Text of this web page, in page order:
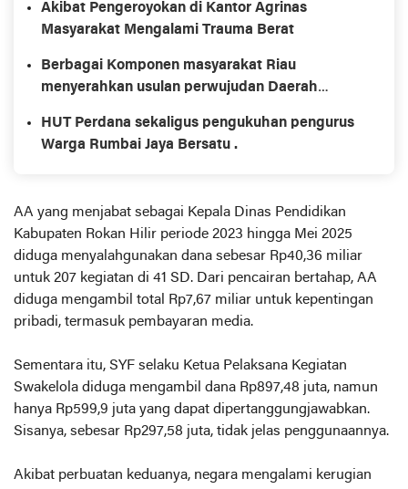
Akibat Pengeroyokan di Kantor Agrinas
Masyarakat Mengalami Trauma Berat
Berbagai Komponen masyarakat Riau
menyerahkan usulan perwujudan Daerah
Rakyat ( DPR ) dan Dewan Perwakilan Daerah (
DPD )
HUT Perdana sekaligus pengukuhan pengurus
Warga Rumbai Jaya Bersatu .
AA yang menjabat sebagai Kepala Dinas Pendidikan
Kabupaten Rokan Hilir periode 2023 hingga Mei 2025
diduga menyalahgunakan dana sebesar Rp40,36 miliar
untuk 207 kegiatan di 41 SD. Dari pencairan bertahap, AA
diduga mengambil total Rp7,67 miliar untuk kepentingan
pribadi, termasuk pembayaran media.
Sementara itu, SYF selaku Ketua Pelaksana Kegiatan
Swakelola diduga mengambil dana Rp897,48 juta, namun
hanya Rp599,9 juta yang dapat dipertanggungjawabkan.
Sisanya, sebesar Rp297,58 juta, tidak jelas penggunaannya.
Akibat perbuatan keduanya, negara mengalami kerugian